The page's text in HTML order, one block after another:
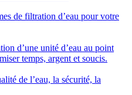
de filtration d’eau pour votre
d’une unité d’eau au point
temps, argent et soucis.
de l’eau, la sécurité, la